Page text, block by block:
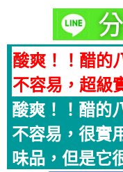
酸爽！！醋的
不容易，超級
酸爽！！醋的
不容易，很實
味品，但是它